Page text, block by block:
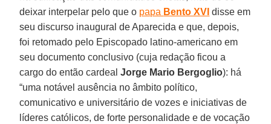
deixar interpelar pelo que o papa Bento XVI disse em
seu discurso inaugural de Aparecida e que, depois,
foi retomado pelo Episcopado latino-americano em
seu documento conclusivo (cuja redação ficou a
cargo do então cardealJorge Mario Bergoglio): há
“uma notável ausência no âmbito político,
comunicativo e universitário de vozes e iniciativas de
líderes católicos, de forte personalidade e de vocação